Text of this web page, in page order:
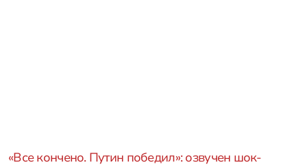
«Все кончено. Путин победил»: озвучен шок-